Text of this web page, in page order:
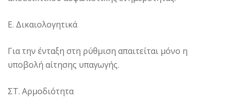
Ε. Δικαιολογητικά
Για την ένταξη στη ρύθμιση απαιτείται μόνο η
υποβολή αίτησης υπαγωγής.
ΣΤ. Αρμοδιότητα